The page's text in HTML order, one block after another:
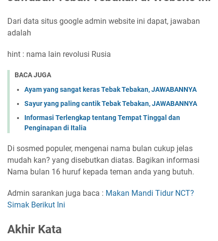
Dari data situs google admin website ini dapat, jawaban
adalah
hint : nama lain revolusi Rusia
BACA JUGA
Ayam yang sangat keras Tebak Tebakan, JAWABANNYA
Sayur yang paling cantik Tebak Tebakan, JAWABANNYA
Informasi Terlengkap tentang Tempat Tinggal dan
Penginapan di Italia
Di sosmed populer, mengenai nama bulan cukup jelas
mudah kan? yang disebutkan diatas. Bagikan informasi
Nama bulan 16 huruf kepada teman anda yang butuh.
Admin sarankan juga baca : Makan Mandi Tidur NCT?
Simak Berikut Ini
Akhir Kata